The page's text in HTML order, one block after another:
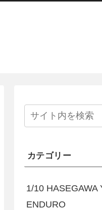
カテゴリー
1/10 HASEGAWA
ENDURO